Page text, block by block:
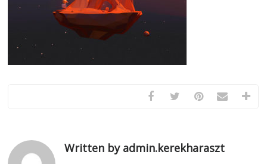
Written by admin.kerekharaszt